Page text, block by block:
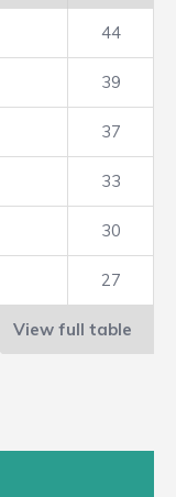
44
39
37
33
30
27
View full table